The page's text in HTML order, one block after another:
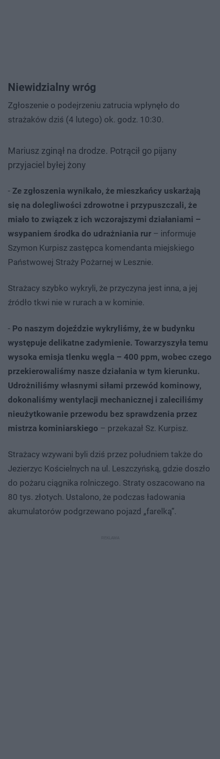
Niewidzialny wróg
Zgłoszenie o podejrzeniu zatrucia wpłynęło do
strażaków dziś (4 lutego) ok. godz. 10:30.
Mariusz zginął na drodze. Potrącił go pijany
przyjaciel byłej żony
- Ze zgłoszenia wynikało, że mieszkańcy uskarżają
się na dolegliwości zdrowotne i przypuszczali, że
miało to związek z ich wczorajszymi działaniami –
wsypaniem środka do udrażniania rur – informuje
Szymon Kurpisz zastępca komendanta miejskiego
Państwowej Straży Pożarnej w Lesznie.
Strażacy szybko wykryli, że przyczyna jest inna, a jej
źródło tkwi nie w rurach a w kominie.
- Po naszym dojeździe wykryliśmy, że w budynku
występuje delikatne zadymienie. Towarzyszyła temu
wysoka emisja tlenku węgla – 400 ppm, wobec czego
przekierowaliśmy nasze działania w tym kierunku.
Udrożniliśmy własnymi siłami przewód kominowy,
dokonaliśmy wentylacji mechanicznej i zaleciliśmy
nieużytkowanie przewodu bez sprawdzenia przez
mistrza kominiarskiego – przekazał Sz. Kurpisz.
Strażacy wzywani byli dziś przez południem także do
Jezierzyc Kościelnych na ul. Leszczyńską, gdzie doszło
do pożaru ciągnika rolniczego. Straty oszacowano na
80 tys. złotych. Ustalono, że podczas ładowania
akumulatorów podgrzewano pojazd „farelką”.